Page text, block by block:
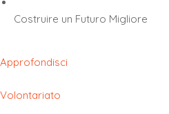
Costruire un Futuro Migliore
Approfondisci
Volontariato